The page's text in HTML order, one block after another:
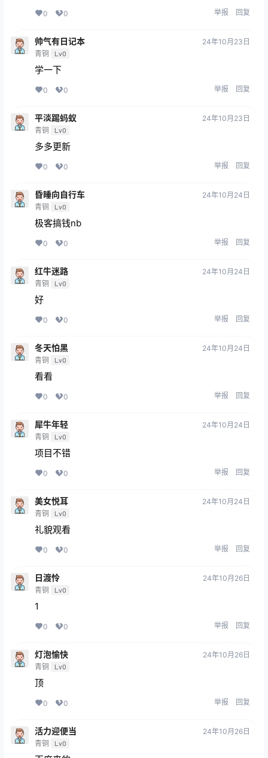
0 0 举报 回复
帅气有日记本
青铜 Lv0
24年10月23日
学一下
0 0 举报 回复
平淡踢蚂蚁
青铜 Lv0
24年10月23日
多多更新
0 0 举报 回复
昏睡向自行车
青铜 Lv0
24年10月24日
极客搞钱nb
0 0 举报 回复
红牛迷路
青铜 Lv0
24年10月24日
好
0 0 举报 回复
冬天怕黑
青铜 Lv0
24年10月24日
看看
0 0 举报 回复
犀牛年轻
青铜 Lv0
24年10月24日
项目不错
0 0 举报 回复
美女悦耳
青铜 Lv0
24年10月24日
礼貌观看
0 0 举报 回复
日渡怜
青铜 Lv0
24年10月26日
1
0 0 举报 回复
灯泡愉快
青铜 Lv0
24年10月26日
顶
0 0 举报 回复
活力迎便当
青铜 Lv0
24年10月26日